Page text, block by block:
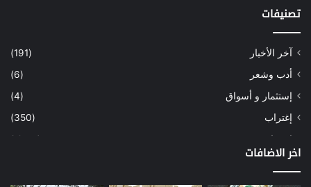
بالإسراع في تشكيل ‏الحكومة وتسهيل هذه
المهمّة أمام رئيس الحكومة المكلّف سعد
الحريري نفسه، وحثّ الأفرقاء اللبنانيّين على ضرورة
‏إكمال هذه المهمّة، لأنّ مفتاح استقرار البلد هو
تشكيل الحكومة‎”.‎
وأكّد في حديث إلى قناة “روسيا اليوم”، “أنّنا
نسهّل تشكيل الحكومة، ونظرتنا تلتقي مع نظرة
الأصدقاء الروس‎”.‎
تصنيفات
آخر الأخبار
(191)
أدب وشعر
(6)
إستثمار و أسواق
(4)
إغتراب
(350)
إقتصاد
(1٬041)
إعمار
(3)
اخر الاضافات